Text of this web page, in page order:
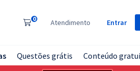
0 Atendimento Entrar
Questões grátis Conteúdo